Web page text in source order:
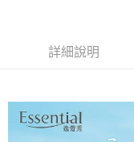
恩沛科技股份有限公司將
詳細說明